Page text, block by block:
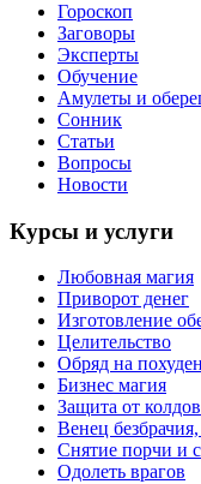
Гороскоп
Заговоры
Эксперты
Обучение
Амулеты и
Сонник
Статьи
Вопросы
Новости
Курсы и услуги
Любовная магия
Приворот денег
Изготовление
Целительство
Обряд на
Бизнес магия
Защита от
Венец
Снятие порчи и
Одолеть врагов